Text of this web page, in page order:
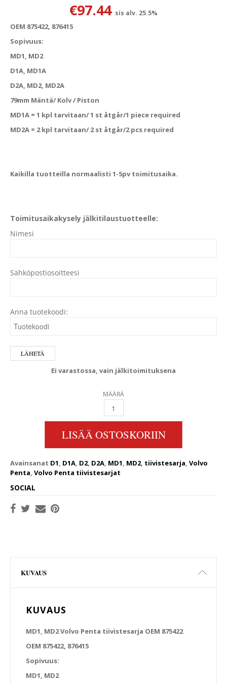
€97.44 sis alv. 25.5%
OEM 875422, 876415
Sopivuus:
MD1, MD2
D1A, MD1A
D2A, MD2, MD2A
79mm Mäntä/ Kolv / Piston
MD1A = 1 kpl tarvitaan/ 1 st åtgår/1 piece required
MD2A = 2 kpl tarvitaan/ 2 st åtgår/2 pcs required
Kaikilla tuotteilla normaalisti 1-5pv toimitusaika.
Toimitusaikakysely jälkitilaustuotteelle:
Nimesi
Sähköpostiosoitteesi
Anna tuotekoodi:
Ei varastossa, vain jälkitoimituksena
MÄÄRÄ
MD1, MD2 VOLVO PENTA TIIVISTESARJA
LISÄÄ OSTOSKORIIN
Avainsanat D1, D1A, D2, D2A, MD1, MD2, tiivistesarja, Volvo
Penta, Volvo Penta tiivistesarjat
SOCIAL
KUVAUS
KUVAUS
MD1, MD2 Volvo Penta tiivistesarja OEM 875422
OEM 875422, 876415
Sopivuus:
MD1, MD2